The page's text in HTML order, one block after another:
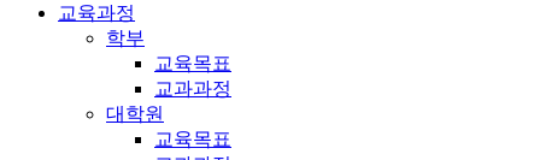
교육과정
학부
교육목표
교과과정
대학원
교육목표